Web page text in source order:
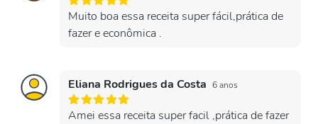
Muito boa essa receita super fácil,prática de
fazer e econômica .
Eliana Rodrigues da Costa 6 anos
Amei essa receita super facil ,prática de fazer